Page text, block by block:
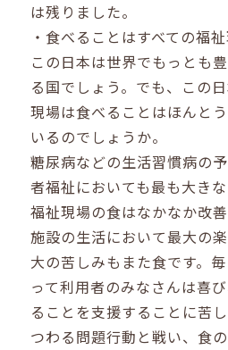
は残りました。
・食べることはすべての福
この日本は世界でもっとも
る国でしょう。でも、この
現場は食べることはほんと
いるのでしょうか。
糖尿病などの生活習慣病の
者福祉においても最も大きな
福祉現場の食はなかなか改善
施設の生活において最大の
大の苦しみもまた食です。
って利用者のみなさんは喜
ることを支援することに苦
つわる問題行動と戦い、食